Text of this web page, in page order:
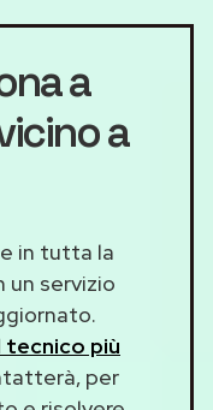
a
a
in tutta la
un servizio
tecnico più
per